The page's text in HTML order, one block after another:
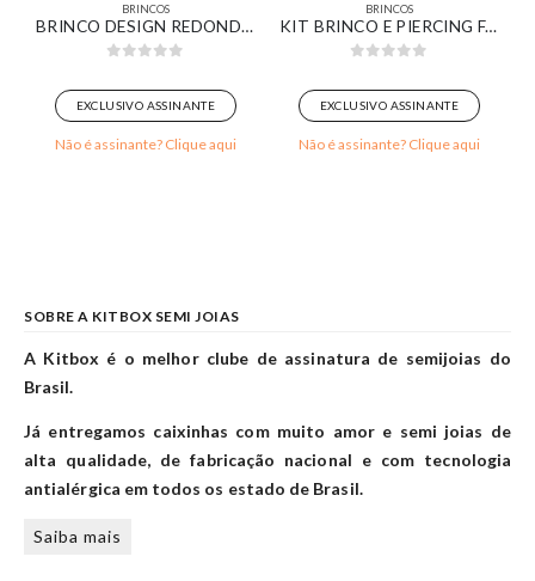
BRINCOS
BRINCO DESIGN REDONDO ORGÂNICO COM ZIRCÔNIA CRISTAL LISO E CRAVEJADO BANHADO EM OURO 18K
EXCLUSIVO ASSINANTE
Não é assinante? Clique aqui
BRINCOS
KIT BRINCO E PIERCING FAKE ZIRCÔNIA RETANGULAR CRISTAL CRAVEJADA BANHADO EM OURO BRANCO
EXCLUSIVO ASSINANTE
Não é assinante? Clique aqui
SOBRE A KITBOX SEMI JOIAS
A Kitbox é o melhor clube de assinatura de semijoias do
Brasil.
Já entregamos caixinhas com muito amor e semi joias de
alta qualidade, de fabricação nacional e com tecnologia
antialérgica em todos os estado de Brasil.
Saiba mais